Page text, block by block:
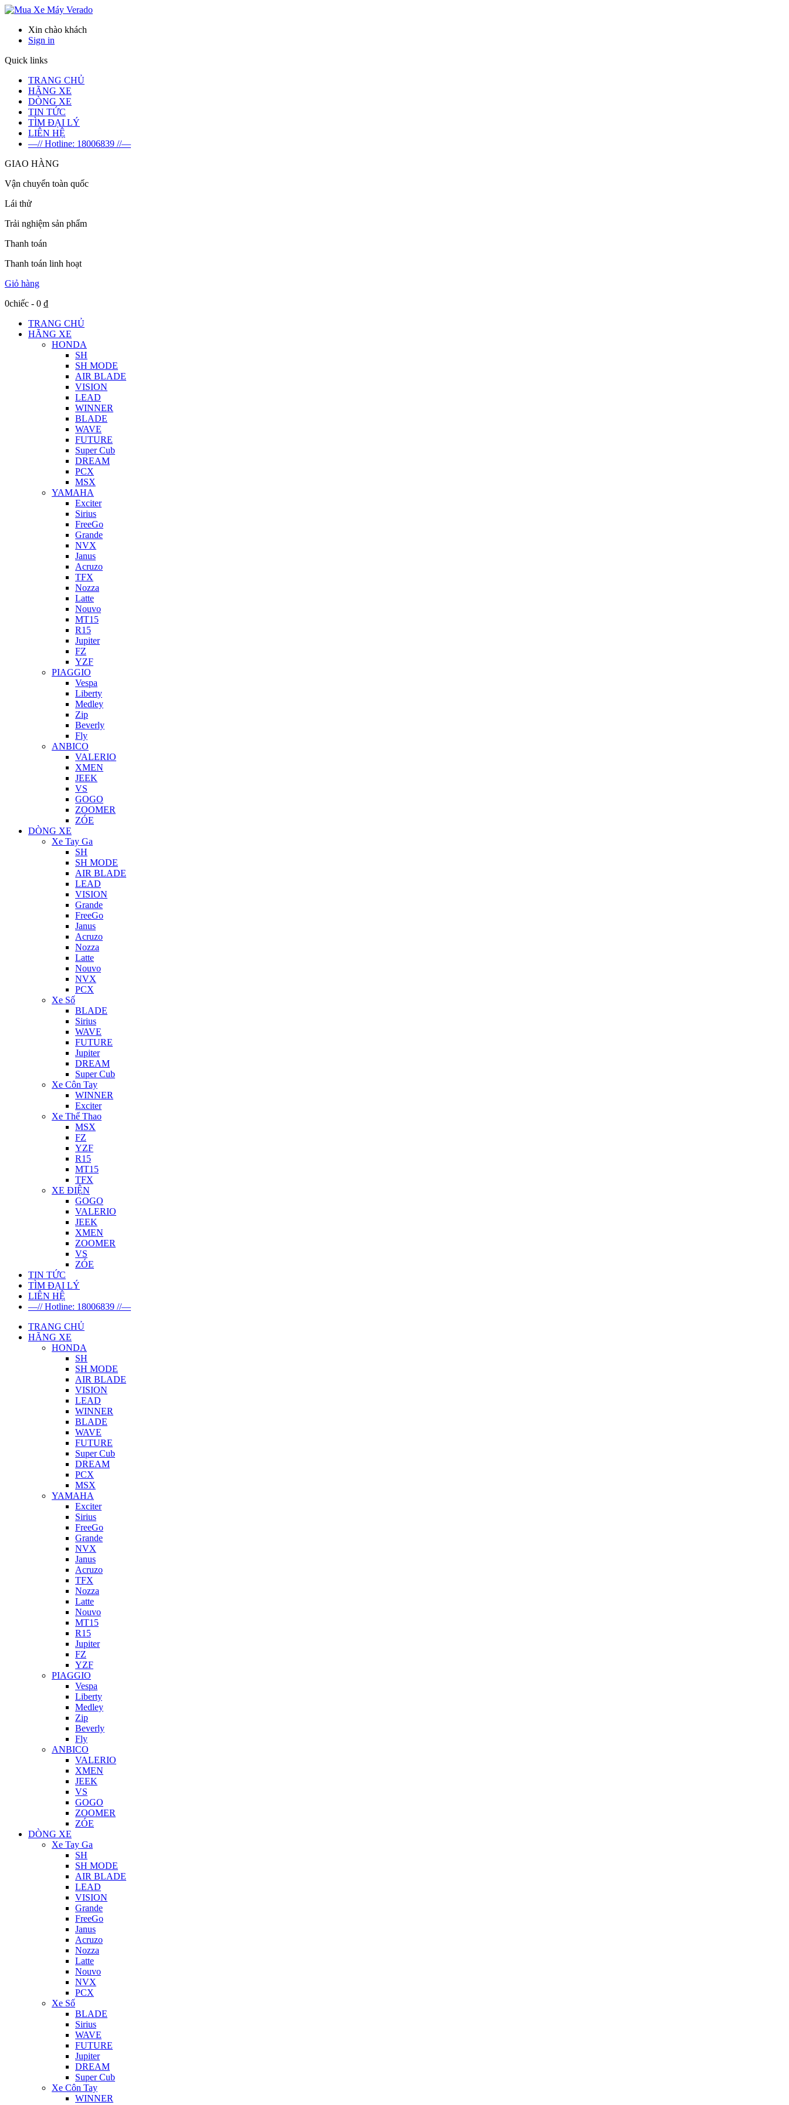
Verado
Xin chào khách
Sign in
Quick links
TRANG CHỦ
HÃNG XE
DÒNG XE
TIN TỨC
TÌM ĐẠI LÝ
LIÊN HỆ
—// Hotline: 18006839 //—
GIAO HÀNG
Vận chuyển toàn quốc
Lái thử
Trải nghiệm sản phẩm
Thanh toán
Thanh toán linh hoạt
Giỏ hàng
0chiếc - 0 ₫
TRANG CHỦ
HÃNG XE
HONDA
SH
SH MODE
AIR BLADE
VISION
LEAD
WINNER
BLADE
WAVE
FUTURE
Super Cub
DREAM
PCX
MSX
YAMAHA
Exciter
Sirius
FreeGo
Grande
NVX
Janus
Acruzo
TFX
Nozza
Latte
Nouvo
MT15
R15
Jupiter
FZ
YZF
PIAGGIO
Vespa
Liberty
Medley
Zip
Beverly
Fly
ANBICO
VALERIO
XMEN
JEEK
VS
GOGO
ZOOMER
ZÓE
DÒNG XE
Xe Tay Ga
SH
SH MODE
AIR BLADE
LEAD
VISION
Grande
FreeGo
Janus
Acruzo
Nozza
Latte
Nouvo
NVX
PCX
Xe Số
BLADE
Sirius
WAVE
FUTURE
Jupiter
DREAM
Super Cub
Xe Côn Tay
WINNER
Exciter
Xe Thể Thao
MSX
FZ
YZF
R15
MT15
TFX
XE ĐIỆN
GOGO
VALERIO
JEEK
XMEN
ZOOMER
VS
ZÓE
TIN TỨC
TÌM ĐẠI LÝ
LIÊN HỆ
—// Hotline: 18006839 //—
TRANG CHỦ
HÃNG XE
HONDA
SH
SH MODE
AIR BLADE
VISION
LEAD
WINNER
BLADE
WAVE
FUTURE
Super Cub
DREAM
PCX
MSX
YAMAHA
Exciter
Sirius
FreeGo
Grande
NVX
Janus
Acruzo
TFX
Nozza
Latte
Nouvo
MT15
R15
Jupiter
FZ
YZF
PIAGGIO
Vespa
Liberty
Medley
Zip
Beverly
Fly
ANBICO
VALERIO
XMEN
JEEK
VS
GOGO
ZOOMER
ZÓE
DÒNG XE
Xe Tay Ga
SH
SH MODE
AIR BLADE
LEAD
VISION
Grande
FreeGo
Janus
Acruzo
Nozza
Latte
Nouvo
NVX
PCX
Xe Số
BLADE
Sirius
WAVE
FUTURE
Jupiter
DREAM
Super Cub
Xe Côn Tay
WINNER